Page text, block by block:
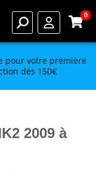
0
pour votre première
dès 150€
2009 à